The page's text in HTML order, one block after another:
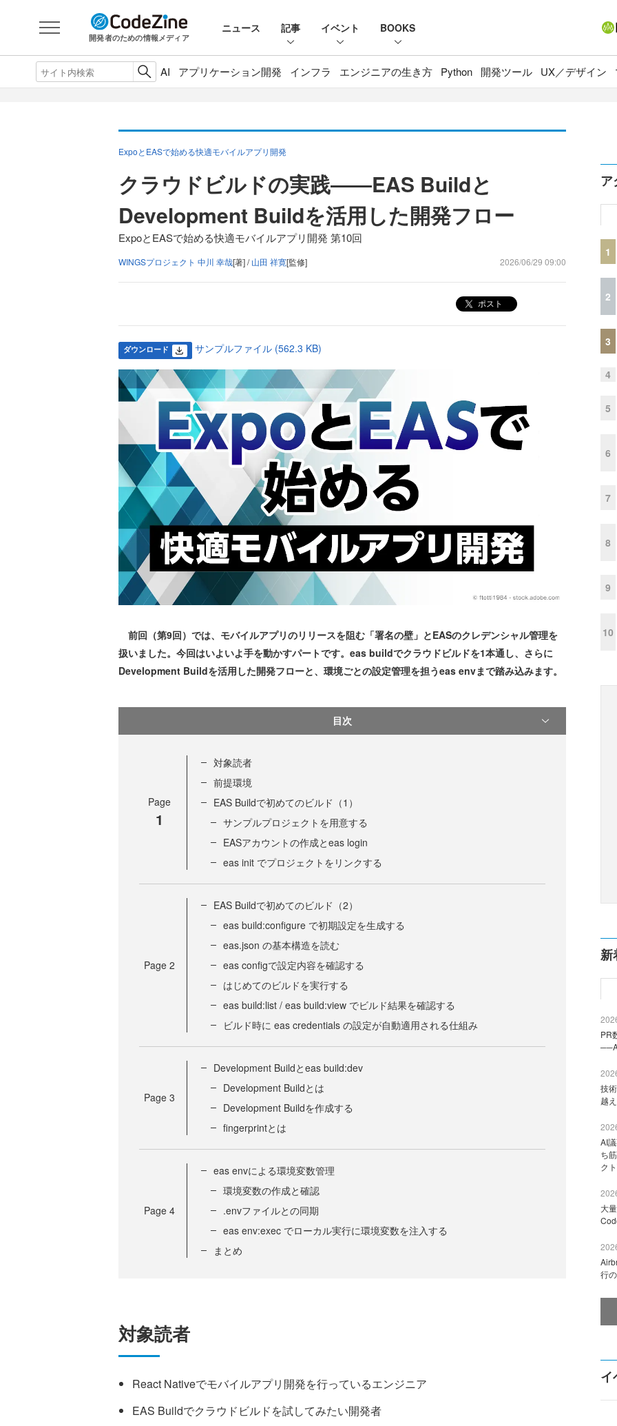
開発者のための情報メディア
ニュース 記事 イベント BOOKS
AI アプリケーション開発 インフラ エンジニアの生き方 Python 開発ツール UX／デザイン
ExpoとEASで始める快適モバイルアプリ開発
クラウドビルドの実践――EAS Buildと
Development Buildを活用した開発フロー
ExpoとEASで始める快適モバイルアプリ開発 第10回
WINGSプロジェクト 中川 幸哉[著] /山田 祥寛[監修] 2026/06/29 09:00
ポスト
ダウンロード サンプルファイル (562.3 KB)
前回（第9回）では、モバイルアプリのリリースを阻む「署名の壁」とEASのクレデンシャル管理を
扱いました。今回はいよいよ手を動かすパートです。eas buildでクラウドビルドを1本通し、さらに
Development Buildを活用した開発フローと、環境ごとの設定管理を担うeas envまで踏み込みます。
目次
Page
1
対象読者
前提環境
EAS Buildで初めてのビルド（1）
サンプルプロジェクトを用意する
EASアカウントの作成とeas login
eas init でプロジェクトをリンクする
Page 2
EAS Buildで初めてのビルド（2）
eas build:configure で初期設定を生成する
eas.json の基本構造を読む
eas configで設定内容を確認する
はじめてのビルドを実行する
eas build:list / eas build:view でビルド結果を確認する
ビルド時に eas credentials の設定が自動適用される仕組み
Page 3
Development Buildとeas build:dev
Development Buildとは
Development Buildを作成する
fingerprintとは
Page 4
eas envによる環境変数管理
環境変数の作成と確認
.envファイルとの同期
eas env:exec でローカル実行に環境変数を注入する
まとめ
対象読者
React Nativeでモバイルアプリ開発を行っているエンジニア
EAS Buildでクラウドビルドを試してみたい開発者
ア
1
2
3
4
5
6
7
8
9
10
新
PR
技
越
AI
ち
ク
大
行
イ